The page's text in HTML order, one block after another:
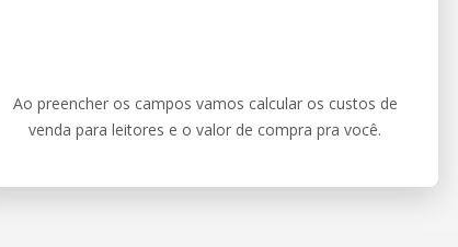
Ao preencher os campos vamos calcular os custos de
venda para leitores e o valor de compra pra você.